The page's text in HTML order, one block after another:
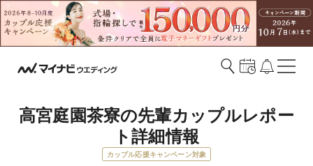
高宮庭園茶寮の先輩カップルレポー
ト詳細情報
カップル応援キャンペーン対象